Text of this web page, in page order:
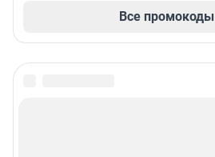
Все промокоды